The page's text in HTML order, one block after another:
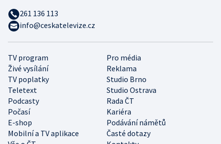
TV program
Pro média
Živé vysílání
Reklama
TV poplatky
Studio Brno
Teletext
Studio Ostrava
Podcasty
Rada ČT
Počasí
Kariéra
E-shop
Podávání námětů
Mobilní a TV aplikace
Časté dotazy
261 136 113
info@ceskatelevize.cz